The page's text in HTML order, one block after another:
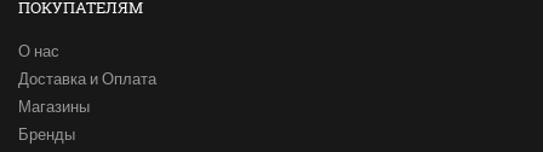
ПОКУПАТЕЛЯМ
О нас
Доставка и Оплата
Магазины
Бренды